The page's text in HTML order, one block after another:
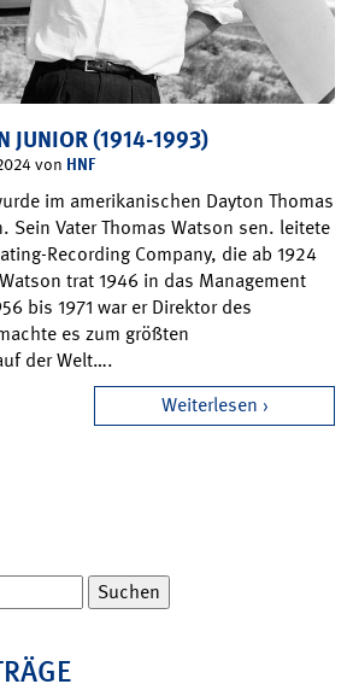
JUNIOR (1914-1993)
von HNF
im amerikanischen Dayton Thomas
Sein Vater Thomas Watson sen. leitete
Recording Company, die ab 1924
trat 1946 in das Management
bis 1971 war er Direktor des
es zum größten
der Welt….
Weiterlesen